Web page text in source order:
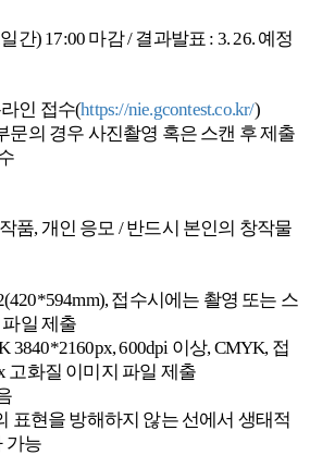
간) 17:00 마감 / 결과발표 : 3. 26. 예정
인 접수(https://nie.gcontest.co.kr/)
의 경우 사진촬영 혹은 스캔 후 제출
품, 개인 응모 / 반드시 본인의 창작물
접수시에는 촬영 또는 스
일 제출
600dpi 이상, CMYK, 접
고화질 이미지 파일 제출
표현을 방해하지 않는 선에서 생태적
가능